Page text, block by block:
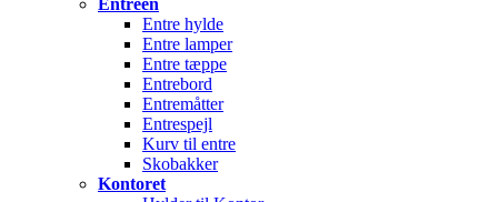
Entréen
Entre hylde
Entre lamper
Entre tæppe
Entrebord
Entremåtter
Entrespejl
Kurv til entre
Skobakker
Kontoret